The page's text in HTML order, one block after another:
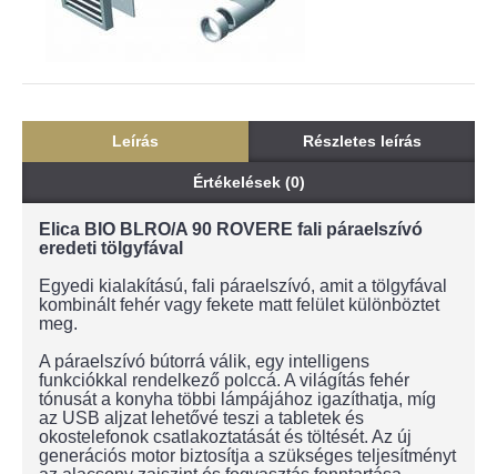
Leírás Részletes leírás
Értékelések (0)
Elica BIO BLRO/A 90 ROVERE fali páraelszívó
eredeti tölgyfával
Egyedi kialakítású, fali páraelszívó, amit a tölgyfával
kombinált fehér vagy fekete matt felület különböztet
meg.
A páraelszívó bútorrá válik, egy intelligens
funkciókkal rendelkező polccá. A világítás fehér
tónusát a konyha többi lámpájához igazíthatja, míg
az USB aljzat lehetővé teszi a tabletek és
okostelefonok csatlakoztatását és töltését. Az új
generációs motor biztosítja a szükséges teljesítményt